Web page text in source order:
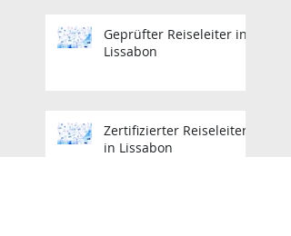
Geprüfter Reiseleiter in
Lissabon
Zertifizierter Reiseleiter
in Lissabon